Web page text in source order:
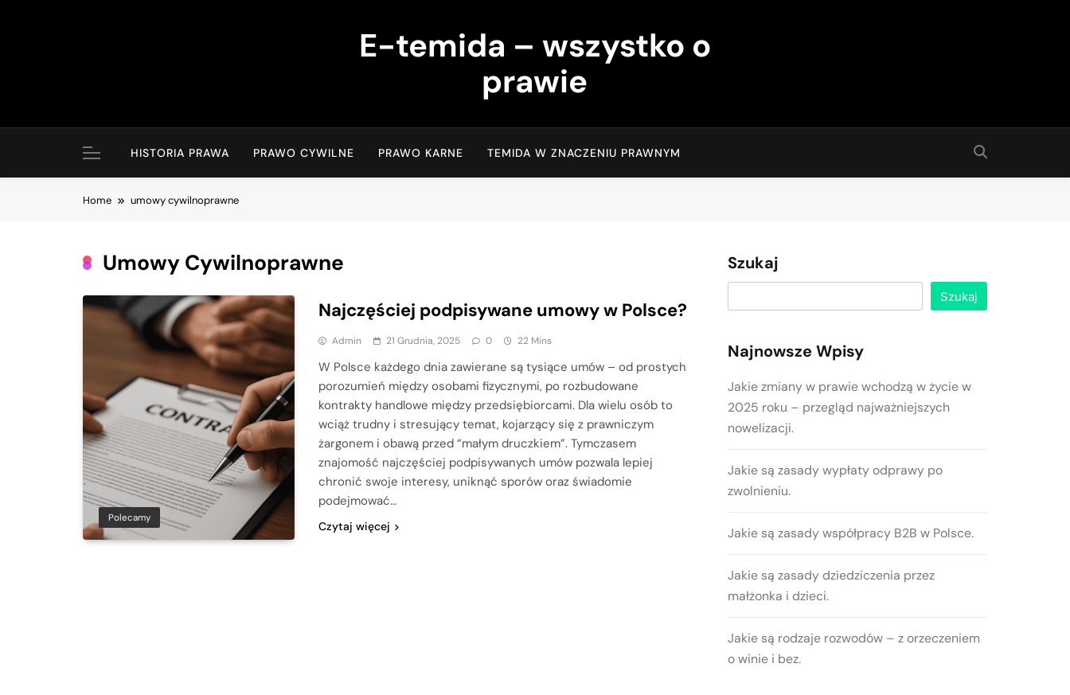
E-temida – wszystko o
prawie
HISTORIA PRAWA PRAWO CYWILNE PRAWO KARNE TEMIDA W ZNACZENIU PRAWNYM
Home umowy cywilnoprawne
Umowy Cywilnoprawne
Polecamy
Najczęściej podpisywane umowy w Polsce?
Admin 21 Grudnia, 2025 0 22 Mins
W Polsce każdego dnia zawierane są tysiące umów – od prostych
porozumień między osobami fizycznymi, po rozbudowane
kontrakty handlowe między przedsiębiorcami. Dla wielu osób to
wciąż trudny i stresujący temat, kojarzący się z prawniczym
żargonem i obawą przed “małym druczkiem”. Tymczasem
znajomość najczęściej podpisywanych umów pozwala lepiej
chronić swoje interesy, uniknąć sporów oraz świadomie
podejmować…
Czytaj więcej
Szukaj
Szukaj
Najnowsze Wpisy
Jakie zmiany w prawie wchodzą w życie w
2025 roku – przegląd najważniejszych
nowelizacji.
Jakie są zasady wypłaty odprawy po
zwolnieniu.
Jakie są zasady współpracy B2B w Polsce.
Jakie są zasady dziedziczenia przez
małżonka i dzieci.
Jakie są rodzaje rozwodów – z orzeczeniem
o winie i bez.